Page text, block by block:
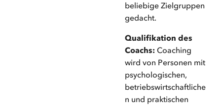
beliebige Zielgruppen
gedacht.
Qualifikation des
Coachs: Coaching
wird von Personen mit
psychologischen,
betriebswirtschaftliche
n und praktischen